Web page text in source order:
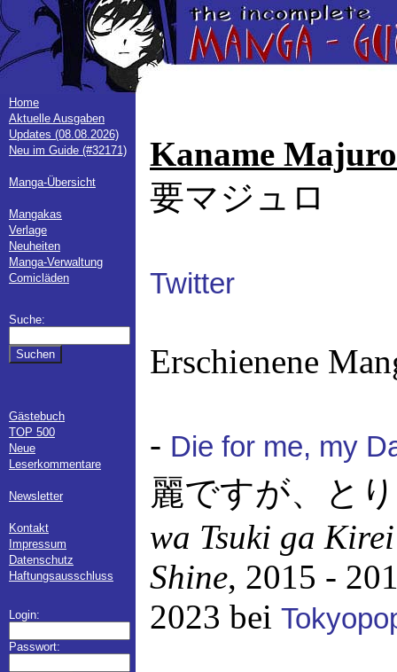
Home
Aktuelle Ausgaben
Updates (08.08.2026)
Neu im Guide (#32171)
Manga-Übersicht
Mangakas
Verlage
Neuheiten
Manga-Verwaltung
Comicläden
Suche:
Gästebuch
TOP 500
Neue
Leserkommentare
Newsletter
Kontakt
Impressum
Datenschutz
Haftungsausschluss
Login:
Passwort:
Kaname Majuro
要マジュロ
Twitter
Erschienene
- Die for me, my
麗ですが、と
wa Tsuki ga
Shine, 2015 -
2023 bei